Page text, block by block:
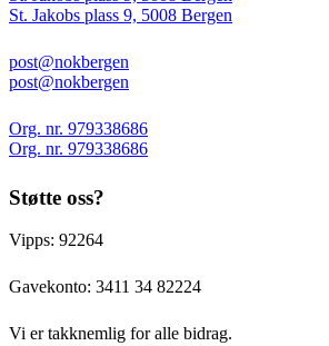
St. Jakobs plass 9, 5008 Bergen
post@nokbergen
post@nokbergen
Org. nr. 979338686
Org. nr. 979338686
Støtte oss?
Vipps: 92264
Gavekonto: 3411 34 82224
Vi er takknemlig for alle bidrag.